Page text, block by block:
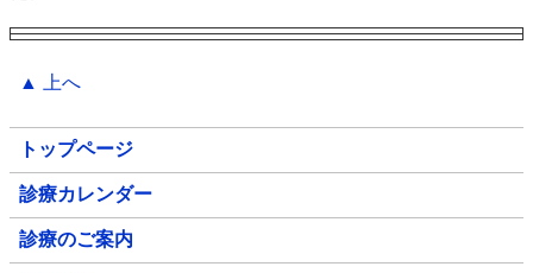
▲ 上へ
トップページ
診療カレンダー
診療のご案内